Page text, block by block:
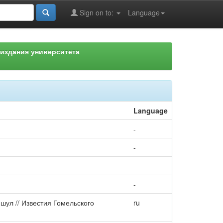
Language
Sign on to:
университета
Language
-
-
-
-
// Известия Гомельского
ru